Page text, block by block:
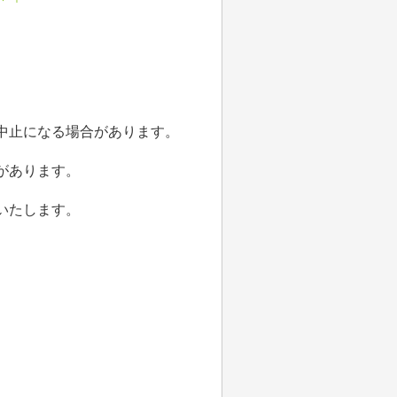
になる場合があります。
ります。
します。